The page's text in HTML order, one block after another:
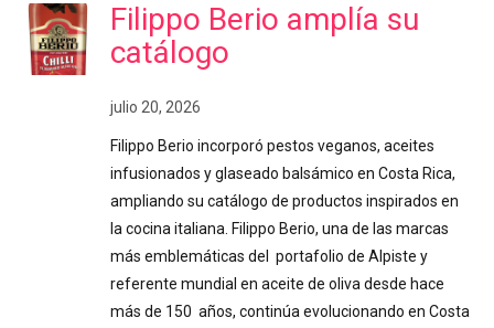
Filippo Berio amplía su
catálogo
julio 20, 2026
Filippo Berio incorporó pestos veganos, aceites
infusionados y glaseado balsámico en Costa Rica,
ampliando su catálogo de productos inspirados en
la cocina italiana. Filippo Berio, una de las marcas
más emblemáticas del portafolio de Alpiste y
referente mundial en aceite de oliva desde hace
más de 150 años, continúa evolucionando en Costa